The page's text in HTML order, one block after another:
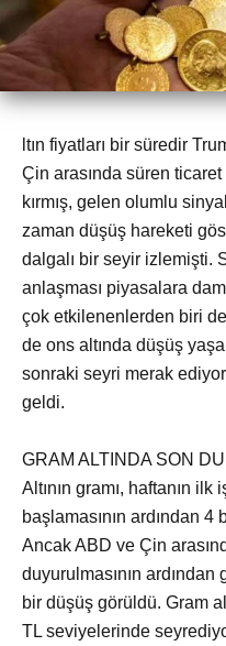
ltın fiyatları bir süredir
Çin arasında süren
kırmış, gelen olumlu
zaman düşüş hareketi
dalgalı bir seyir izlemişti.
anlaşması piyasalara
çok etkilenenlerden biri
de ons altında düşüş
sonraki seyri merak
geldi.
GRAM ALTINDA SON
Altının gramı, haftanın
başlamasının ardından
Ancak ABD ve Çin
duyurulmasının
bir düşüş görüldü. Gram
TL seviyelerinde